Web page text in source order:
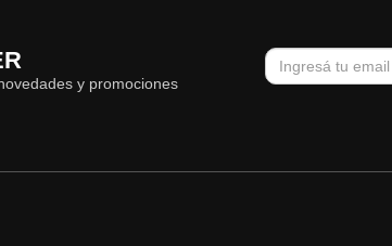
y promociones